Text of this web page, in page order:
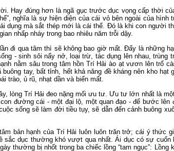
Hay đúng hơn là ngã gục trước dục vọng cấp thời
nghĩa là sự hiện diện của cái vỏ bên ngoài của
dụng mà sắt thép mới là cái thể. Đó là khi con người
nhấp nháy trong bao nhiêu năm trỗi dậy.
đi qua tâm thì sẽ không bao giờ mất. Đấy là những
- sinh sôi nẩy nở, loại trừ, tác dụng lên nhau, trùng
nằm sâu trong tâm hồn Trí Hải ào ạt vươn lên trổ
tay, bất tỉnh, hết khả năng đề kháng nên kho hạt
trào, ủ rũ, nhạt dần và biến mất.
lòng Trí Hải đeo nặng mối ưu tư. Ưu tư lớn nhất là
đường cái - một đại lộ, một quan đạo - để bước
sống sẽ làm đời tiều tụy, sẽ dẫn đến cảnh buông
bản hạnh của Trí Hải luôn luôn trăn trở; cái ý thức
sắc dục thường khó vượt qua nhất. Ái dục có sự
thường bị nhốt trong ba chiếc lồng “tam ngục”: